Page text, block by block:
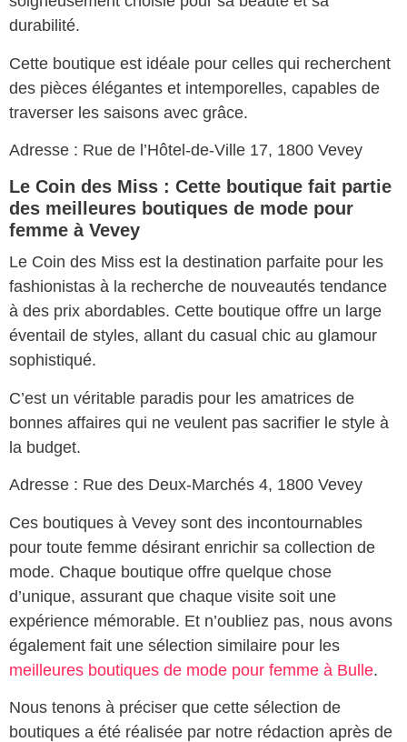
durabilité.
Cette boutique est idéale pour celles qui recherchent
des pièces élégantes et intemporelles, capables de
traverser les saisons avec grâce.
Adresse : Rue de l’Hôtel-de-Ville 17, 1800 Vevey
Le Coin des Miss : Cette boutique fait partie
des meilleures boutiques de mode pour
femme à Vevey
Le Coin des Miss est la destination parfaite pour les
fashionistas à la recherche de nouveautés tendance
à des prix abordables. Cette boutique offre un large
éventail de styles, allant du casual chic au glamour
sophistiqué.
C’est un véritable paradis pour les amatrices de
bonnes affaires qui ne veulent pas sacrifier le style à
la budget.
Adresse : Rue des Deux-Marchés 4, 1800 Vevey
Ces boutiques à Vevey sont des incontournables
pour toute femme désirant enrichir sa collection de
mode. Chaque boutique offre quelque chose
d’unique, assurant que chaque visite soit une
expérience mémorable. Et n’oubliez pas, nous avons
également fait une sélection similaire pour les
meilleures boutiques de mode pour femme à Bulle.
Nous tenons à préciser que cette sélection de
boutiques a été réalisée par notre rédaction après de